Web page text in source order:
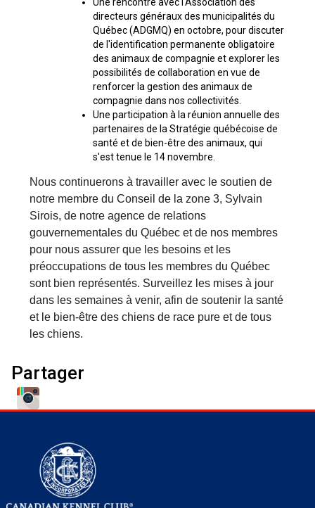
Berger polonais de plaine
Berger portugais
Berger Shetland
Chien d’eau espagnol
Vallhund suédois
Corgi gallois (Cardigan)
Corgi gallois (Pembroke)
Pumi
Lapphund suédois
Lévrier irlandais
Norrbottenspets
Elkhound norvégien
Otterhound
Petit basset griffon vendéen
Pharaoh Hound
Rhodesian ridgeback
Lévrier persan
Shikoku
Whippet
Chien nu du Pérou (Perro Sin Pelo Del Peru)
Terrier tibétain
Xoloitzcuintli (moyen)
Xoloïtzcuintli (standard)
Setter irlandais
Épagneul cocker américain
Épagneul d’eau américain
Épagneul bleu de Picardie
Épagneul Clumber
Épagneul cocker anglais
Épagneul springer anglais
Épagneul des champs
Épagneul français
Épagneul d’eau irlandais
Épagneul Sussex
Épagneul springer gallois
Terrier de Norwich
Terrier du révérend Russell
Terrier chasseur de rat
Terrier écossais
Terrier Sealyham
Terrier Skye
Terrier wheaten à poil doux
Bull terrier du Staffordshire
Terrier gallois
Terrier blanc du West Highland
Petit chien russe
Terrier à poil soyeux
Terrier de Manchester nain
Xoloitzcuintli (nain)
Terrier du Yorkshire
Grand bouvier suisse
Chien du Groenland
Chien d’ours de Carélie
Kuvasz
Leonberger
Mastiff
Mâtin napolitain
Terre-Neuve
Chien d’eau portugais
Rottweiler
Samoyède
directeurs généraux des municipalités du
Québec (ADGMQ) en octobre, pour discuter
de l'identification permanente obligatoire
des animaux de compagnie et explorer les
possibilités de collaboration en vue de
renforcer la gestion des animaux de
compagnie dans nos collectivités.
Une participation à la réunion annuelle des
partenaires de la Stratégie québécoise de
santé et de bien-être des animaux, qui
s'est tenue le 14 novembre.
Nous continuerons à travailler avec le soutien de
notre membre du Conseil de la zone 3, Sylvain
Sirois, de notre agence de relations
gouvernementales du Québec et de nos membres
pour nous assurer que les besoins et les
préoccupations de tous les membres du Québec
sont bien représentés. Surveillez les mises à jour
dans les semaines à venir, afin de soutenir la santé
et le bien-être des chiens de race pure et de tous
les chiens.
Partager